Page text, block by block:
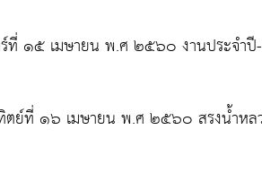
ร์ที่ ๑๕ เมษายน พ.ศ ๒๕๖๐ งานประจำ
ตย์ที่ ๑๖ เมษายน พ.ศ ๒๕๖๐ สรงน้ำหล